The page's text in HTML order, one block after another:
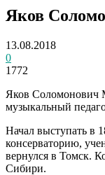
Яков
13.08.2018
0
1772
Яков Соломонович
музыкальный
Начал выступать в
консерваторию,
вернулся в Томск.
Сибири.